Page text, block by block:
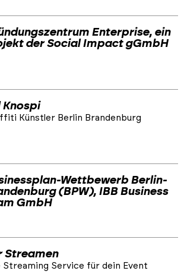
Enterprise, ein
der Social Impact gGmbH
Knospi
Künstler Berlin Brandenburg
Wettbewerb Berlin-
(BPW), IBB Business
GmbH
Streamen
Streaming Service für dein Event